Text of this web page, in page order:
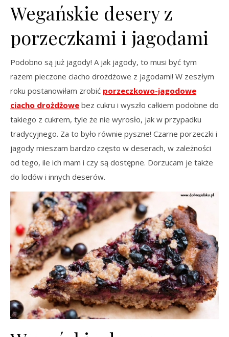
Wegańskie desery z
porzeczkami i jagodami
Podobno są już jagody! A jak jagody, to musi być tym
razem pieczone ciacho drożdżowe z jagodami! W zeszłym
roku postanowiłam zrobić porzeczkowo-jagodowe
ciacho drożdżowe bez cukru i wyszło całkiem podobne do
takiego z cukrem, tyle że nie wyrosło, jak w przypadku
tradycyjnego. Za to było równie pyszne! Czarne porzeczki i
jagody mieszam bardzo często w deserach, w zależności
od tego, ile ich mam i czy są dostępne. Dorzucam je także
do lodów i innych deserów.